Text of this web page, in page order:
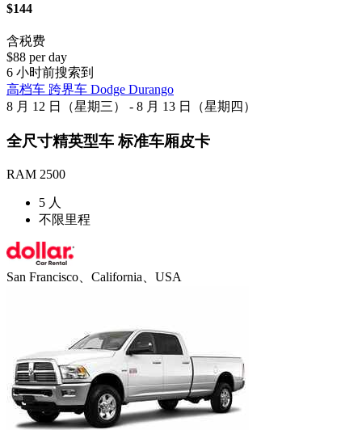
$144
含税费
$88 per day
6 小时前搜索到
高档车 跨界车 Dodge Durango
8 月 12 日（星期三） - 8 月 13 日（星期四）
全尺寸精英型车 标准车厢皮卡
RAM 2500
5 人
不限里程
San Francisco、California、USA